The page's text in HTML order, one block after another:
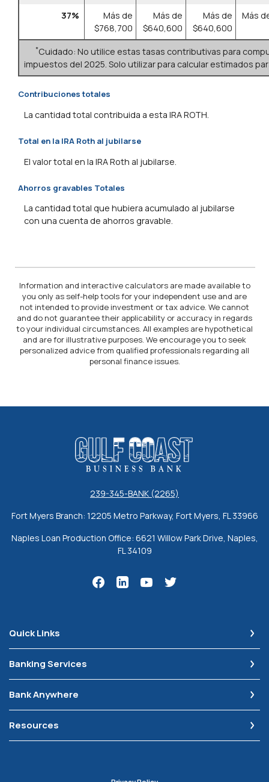
37%
Más de
$768,700
Más de
$640,600
Más de
$640,600
Más
*Cuidado: No utilice estas tasas contributivas para
impuestos del 2025. Solo utilizar para calcular estimados
Contribuciones totales
La cantidad total contribuida a esta IRA ROTH.
Total en la IRA Roth al jubilarse
El valor total en la IRA Roth al jubilarse.
Ahorros gravables Totales
La cantidad total que hubiera acumulado al jubilarse
con una cuenta de ahorros gravable.
Information and interactive calculators are made available to
you only as self-help tools for your independent use and are
not intended to provide investment or tax advice. We cannot
and do not guarantee their applicability or accuracy in regards
to your individual circumstances. All examples are hypothetical
and are for illustrative purposes. We encourage you to seek
personalized advice from qualified professionals regarding all
personal finance issues.
Gulf Coast Business Bank
239-345-BANK (2265)
Fort Myers Branch: 12205 Metro Parkway, Fort Myers, FL 33966
Naples Loan Production Office: 6621 Willow Park Drive, Naples,
FL 34109
Quick Links
Banking Services
Bank Anywhere
Resources